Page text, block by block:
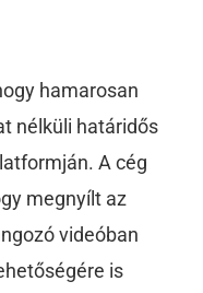
hamarosan
nélküli határidős
A cég
megnyílt az
videóban
is